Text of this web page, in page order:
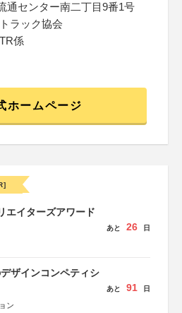
通センター南二丁目9番1号
ラック協会
係
ホームページ
エイターズアワード
あと 26 日
ザインコンペティシ
ン
あと 91 日